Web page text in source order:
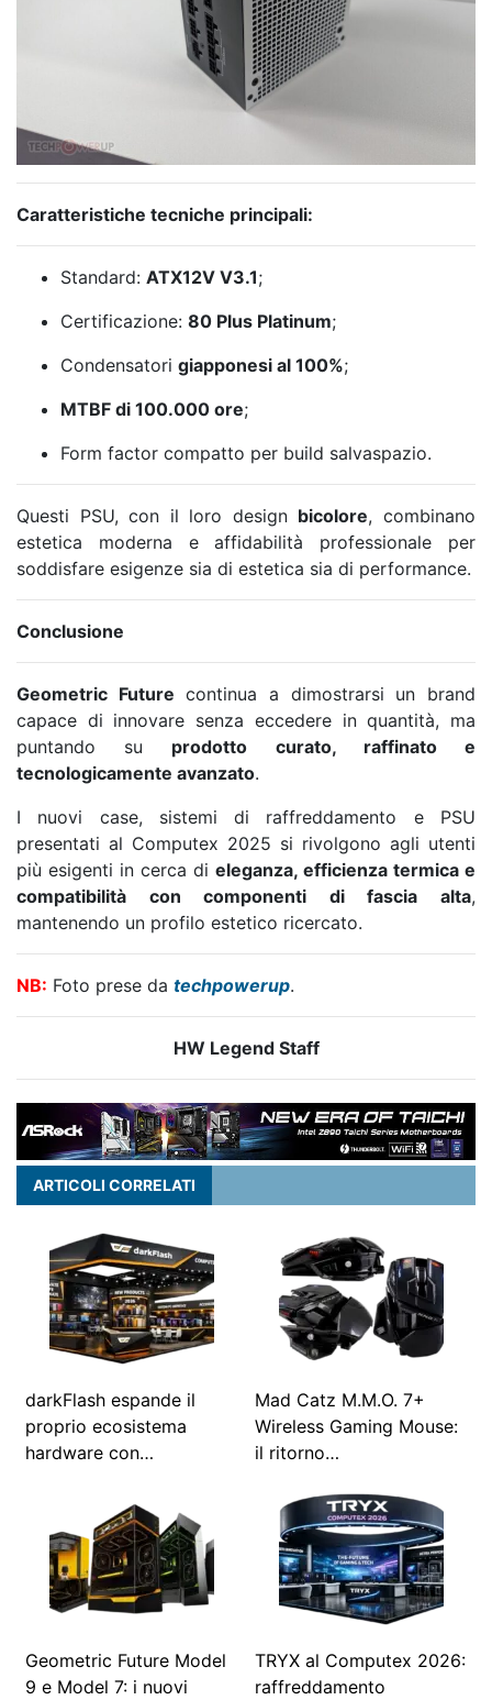
Caratteristiche tecniche principali:
Standard: ATX12V V3.1;
Certificazione: 80 Plus Platinum;
Condensatori giapponesi al 100%;
MTBF di 100.000 ore;
Form factor compatto per build salvaspazio.
Questi PSU, con il loro design bicolore, combinano
estetica moderna e affidabilità professionale per
soddisfare esigenze sia di estetica sia di performance.
Conclusione
Geometric Future continua a dimostrarsi un brand
capace di innovare senza eccedere in quantità, ma
puntando su prodotto curato, raffinato e
tecnologicamente avanzato.
I nuovi case, sistemi di raffreddamento e PSU
presentati al Computex 2025 si rivolgono agli utenti
più esigenti in cerca di eleganza, efficienza termica e
compatibilità con componenti di fascia alta,
mantenendo un profilo estetico ricercato.
NB: Foto prese da techpowerup.
HW Legend Staff
ARTICOLI CORRELATI
darkFlash espande il
proprio ecosistema
hardware con…
Mad Catz M.M.O. 7+
Wireless Gaming Mouse:
il ritorno…
Geometric Future Model
9 e Model 7: i nuovi
TRYX al Computex 2026:
raffreddamento